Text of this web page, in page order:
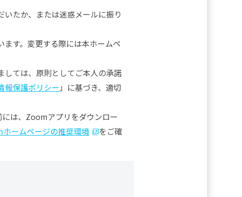
たか、または迷惑メールに振り
す。変更する際には本ホームペ
ては、原則としてご本人の承諾
報保護ポリシー 」に基づき、適切
は、Zoomアプリをダウンロー
ームページの推奨環境
をご確